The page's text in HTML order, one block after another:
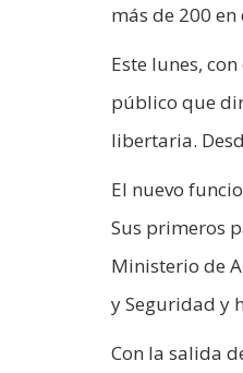
más de 200
Este lunes,
público que
libertaria.
El nuevo
Sus primeros
Ministerio de
y Seguridad y
Con la salida